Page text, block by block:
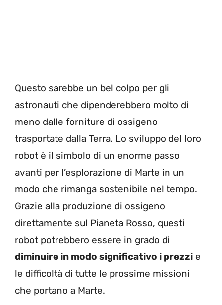
Questo sarebbe un bel colpo per gli
astronauti che dipenderebbero molto di
meno dalle forniture di ossigeno
trasportate dalla Terra. Lo sviluppo del loro
robot è il simbolo di un enorme passo
avanti per l’esplorazione di Marte in un
modo che rimanga sostenibile nel tempo.
Grazie alla produzione di ossigeno
direttamente sul Pianeta Rosso, questi
robot potrebbero essere in grado di
diminuire in modo significativo i prezzi e
le difficoltà di tutte le prossime missioni
che portano a Marte.